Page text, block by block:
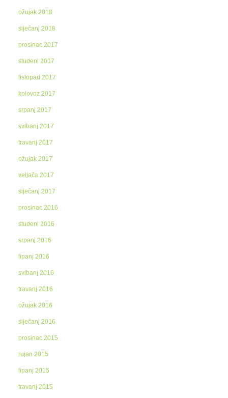
ožujak 2018
siječanj 2018
prosinac 2017
studeni 2017
listopad 2017
kolovoz 2017
srpanj 2017
svibanj 2017
travanj 2017
ožujak 2017
veljača 2017
siječanj 2017
prosinac 2016
studeni 2016
srpanj 2016
lipanj 2016
svibanj 2016
travanj 2016
ožujak 2016
siječanj 2016
prosinac 2015
rujan 2015
lipanj 2015
travanj 2015